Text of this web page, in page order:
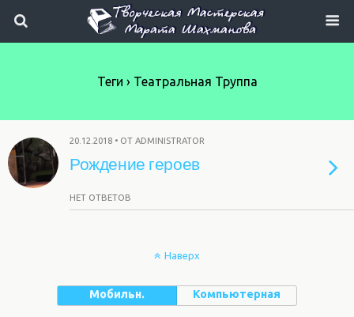
Теги › Театральная Труппа
20.12.2018 • ОТ ADMINISTRATOR
Рождение героев
НЕТ ОТВЕТОВ
Наверх
Мобильн. Компьютерная